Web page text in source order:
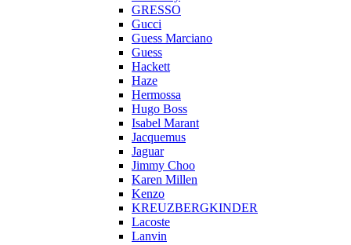
GRESSO
Gucci
Guess Marciano
Guess
Hackett
Haze
Hermossa
Hugo Boss
Isabel Marant
Jacquemus
Jaguar
Jimmy Choo
Karen Millen
Kenzo
KREUZBERGKINDER
Lacoste
Lanvin